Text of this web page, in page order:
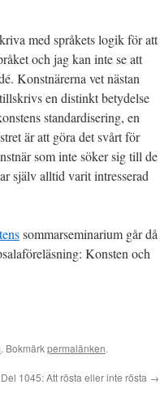
med språkets logik för att
och jag kan inte se att
Konstnärerna vet nästan
en distinkt betydelse
standardisering, en
är att göra det svårt för
som inte söker sig till de
själv alltid varit intresserad
sommarseminarium går då
Konsten och
. Bokmärkpermalänken.
Del 1045: Att rösta eller inte rösta →